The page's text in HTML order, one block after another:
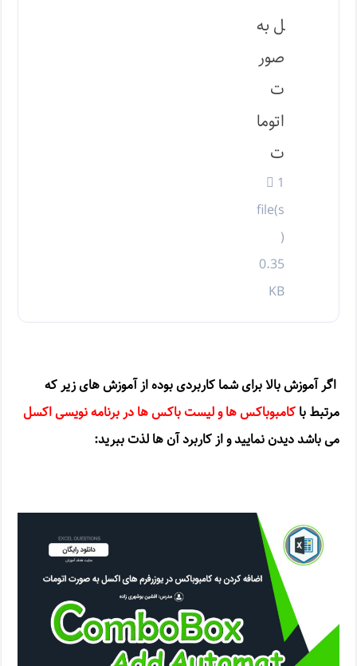
ل به
صور
ت
اتوما
ت
1
file(s
)
0.35
KB
اگر آموزش بالا برای شما کاربردی بوده از آموزش های زیر که
مرتبط باکامبوباکس ها و لیست باکس ها در برنامه نویسی اکسل
می باشد دیدن نمایید و از کاربرد آن ها لذت ببرید: